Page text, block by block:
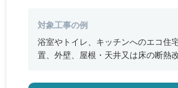
対象工事の例
浴室やトイレ、キッチンへのエコ住
置、外壁、屋根・天井又は床の断熱
のバリアフリー改修